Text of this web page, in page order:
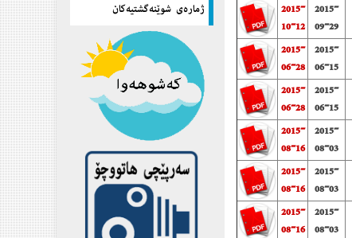
ژماره‌ی شوێنه‌گشتیه‌كان
2015-
09-29
2015-
10-12
2015-
06-15
2015-
06-28
2015-
06-15
2015-
06-28
2015-
08-03
2015-
08-16
2015-
08-03
2015-
08-16
2015-
08-03
2015-
08-16